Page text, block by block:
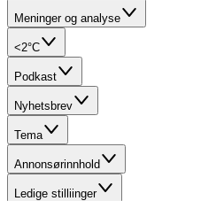
Meninger og analyse
<2°C
Podkast
Nyhetsbrev
Tema
Annonsørinnhold
Ledige stilliinger